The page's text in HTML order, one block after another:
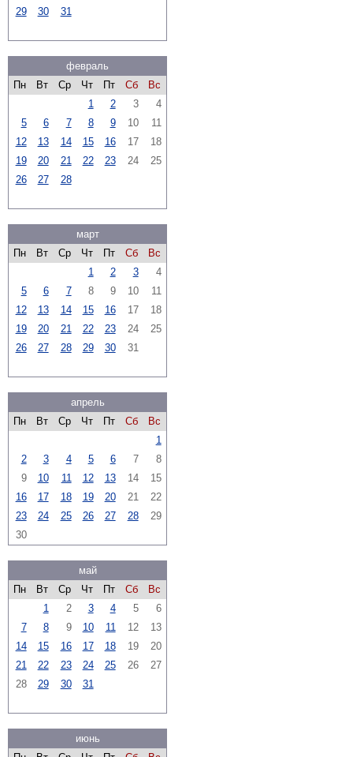
29
30 31
февраль
Пн
Вт Ср Чт Пт Сб
Вс
1
2 3
4
5
6 7 8 9 10
11
12
13 14 15 16 17
18
19
20 21 22 23 24
25
26
27 28
март
Пн
Вт Ср Чт Пт Сб
Вс
1
2 3
4
5
6 7 8 9 10
11
12
13 14 15 16 17
18
19
20 21 22 23 24
25
26
27 28 29 30 31
апрель
Пн
Вт Ср Чт Пт Сб
Вс
1
2
3 4 5 6 7
8
9
10 11 12 13 14
15
16
17 18 19 20 21
22
23
24 25 26 27 28
29
30
май
Пн
Вт Ср Чт Пт Сб
Вс
1
2 3 4 5
6
7
8 9 10 11 12
13
14
15 16 17 18 19
20
21
22 23 24 25 26
27
28
29 30 31
июнь